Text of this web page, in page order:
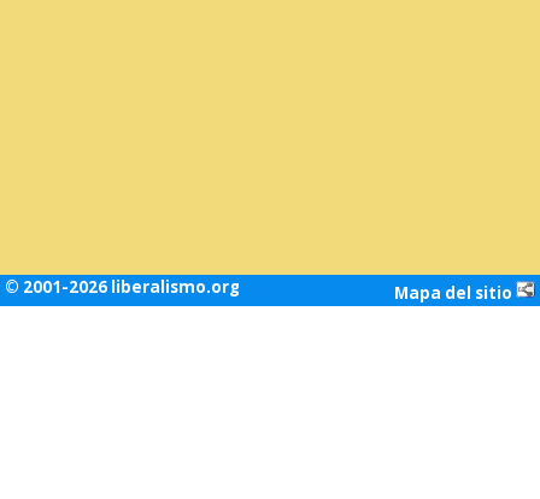
© 2001-2026 liberalismo.org Mapa del sitio